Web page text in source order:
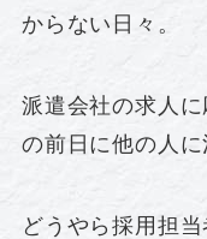
からない日々。
派遣会社の求人
の前日に他の人に
どうやら採用担